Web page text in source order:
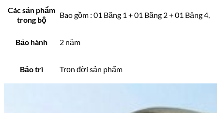
Các sản phẩm
trong bộ
Bao gồm : 01 Băng 1 + 01 Băng 2 + 01 Băng 4,
Bảo hành 2 năm
Bảo trì Trọn đời sản phẩm